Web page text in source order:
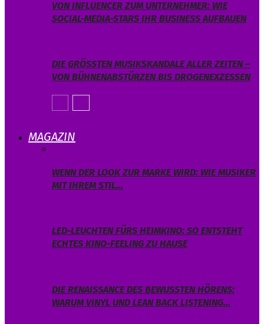
VON INFLUENCER ZUM UNTERNEHMER: WIE
SOCIAL-MEDIA-STARS IHR BUSINESS AUFBAUEN
DIE GRÖSSTEN MUSIKSKANDALE ALLER ZEITEN – V
ON BÜHNENABSTÜRZEN BIS DROGENEXZESSEN
MAGAZIN
WENN DER LOOK ZUR MARKE WIRD: WIE MUSIKER
MIT IHREM STIL…
LED-LEUCHTEN FÜRS HEIMKINO: SO ENTSTEHT
ECHTES KINO-FEELING ZU HAUSE
DIE RENAISSANCE DES BEWUSSTEN HÖRENS:
WARUM VINYL UND LEAN BACK LISTENING…